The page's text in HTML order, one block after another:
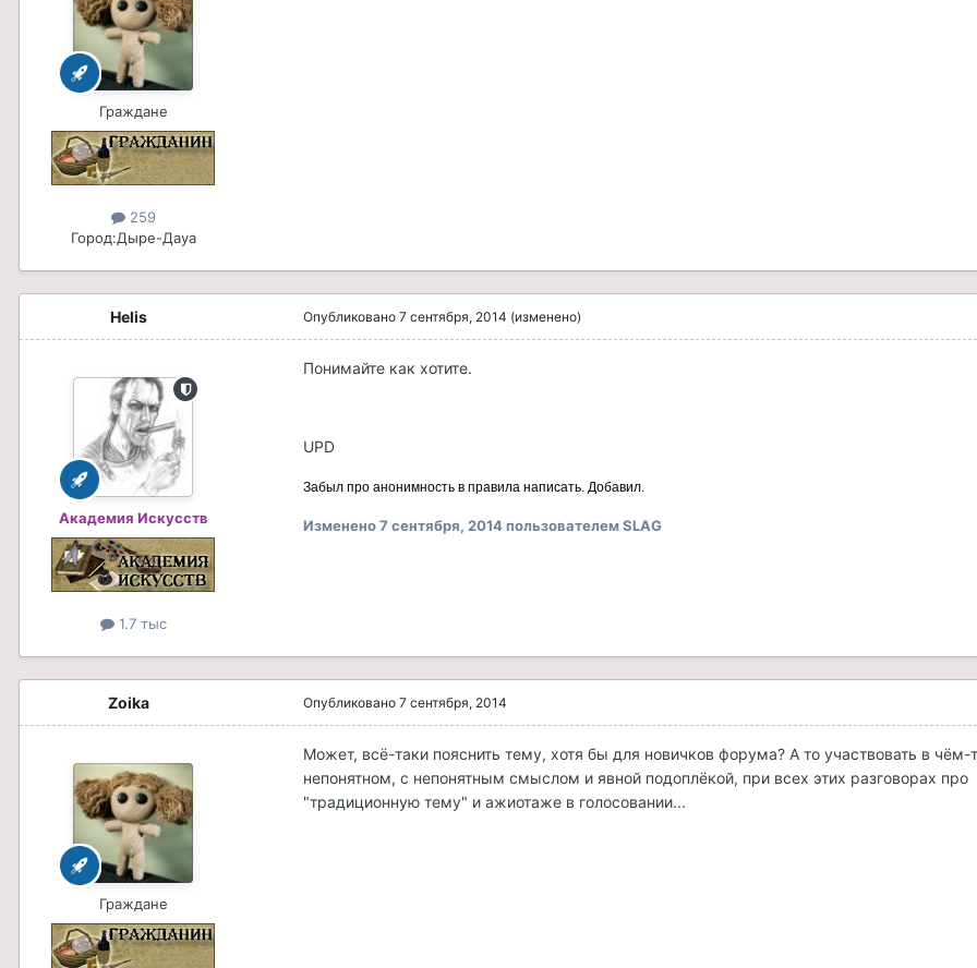
Граждане
259
Город:Дыре-Дауа
Helis
Академия Искусств
1.7 тыс
Опубликовано 7 сентября, 2014 (изменено)
Понимайте как хотите.
UPD
Забыл про анонимность в правила написать. Добавил.
Изменено7 сентября, 2014пользователем SLAG
Zoika
Граждане
Опубликовано 7 сентября, 2014
Может, всё-таки пояснить тему, хотя бы для новичков форума? А то участвовать в чём-
непонятном, с непонятным смыслом и явной подоплёкой, при всех этих разговорах про
"традиционную тему" и ажиотаже в голосовании...